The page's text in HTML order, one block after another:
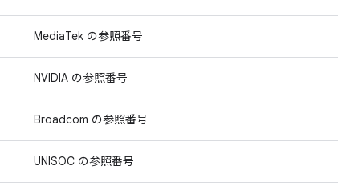
MediaTek の参照番号
NVIDIA の参照番号
Broadcom の参照番号
UNISOC の参照番号